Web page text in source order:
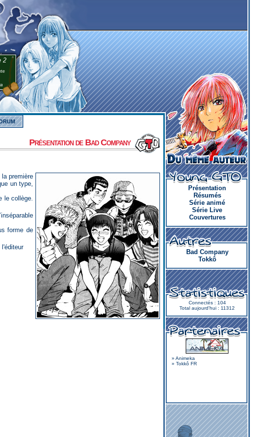
2
Présentation
Résumés
Série animé
Série Live
Couvertures
Bad Company
Tokkô
Connectés : 104
Total aujourd'hui : 11312
» Animeka
» Tokkô FR
Présentation de Bad Company
un type,
le collège.
forme de